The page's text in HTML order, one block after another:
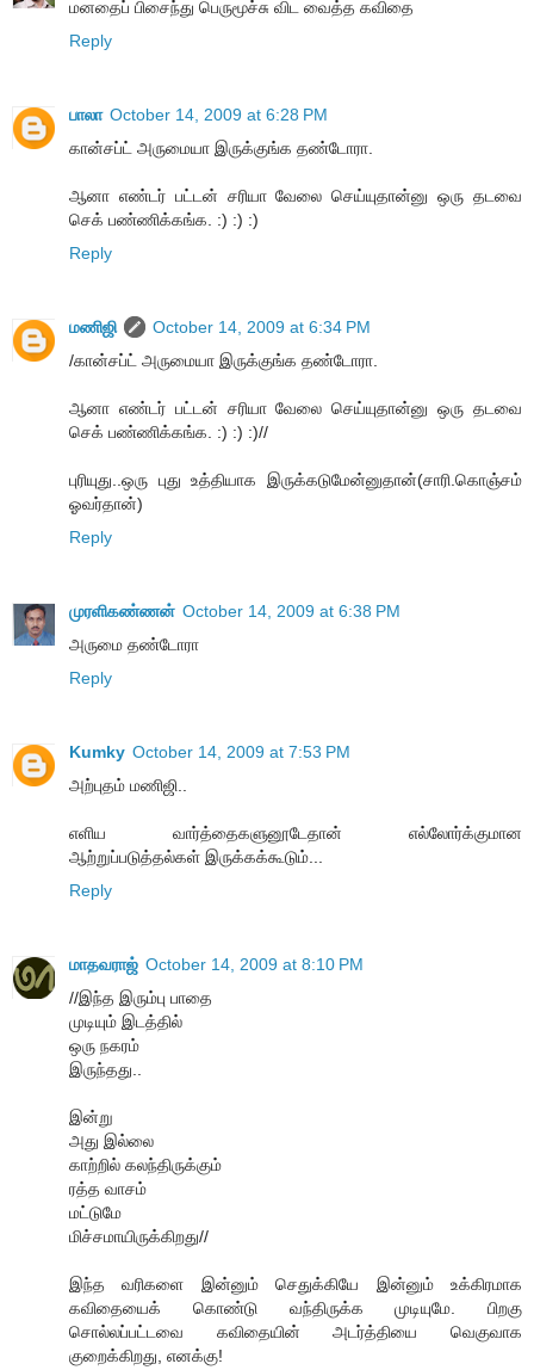
மனதைப் பிசைந்து பெருமூச்சு விட வைத்த கவிதை
Reply
பாலா October 14, 2009 at 6:28 PM
கான்சப்ட் அருமையா இருக்குங்க தண்டோரா.
ஆனா எண்டர் பட்டன் சரியா வேலை செய்யுதான்னு ஒரு தடவை
செக் பண்ணிக்கங்க. :) :) :)
Reply
மணிஜி
October 14, 2009 at 6:34 PM
/கான்சப்ட் அருமையா இருக்குங்க தண்டோரா.
ஆனா எண்டர் பட்டன் சரியா வேலை செய்யுதான்னு ஒரு தடவை
செக் பண்ணிக்கங்க. :) :) :)//
புரியுது..ஒரு புது உத்தியாக இருக்கடுமேன்னுதான்(சாரி.கொஞ்சம்
ஓவர்தான்)
Reply
முரளிகண்ணன் October 14, 2009 at 6:38 PM
அருமை தண்டோரா
Reply
Kumky October 14, 2009 at 7:53 PM
அற்புதம் மணிஜி..
எளிய வார்த்தைகளுனூடேதான் எல்லோர்க்குமான
ஆற்றுப்படுத்தல்கள் இருக்கக்கூடும்...
Reply
மாதவராஜ் October 14, 2009 at 8:10 PM
//இந்த இரும்பு பாதை
முடியும் இடத்தில்
ஒரு நகரம்
இருந்தது..
இன்று
அது இல்லை
காற்றில் கலந்திருக்கும்
ரத்த வாசம்
மட்டுமே
மிச்சமாயிருக்கிறது//
இந்த வரிகளை இன்னும் செதுக்கியே இன்னும் உக்கிரமாக
கவிதையைக் கொண்டு வந்திருக்க முடியுமே. பிறகு
சொல்லப்பட்டவை கவிதையின் அடர்த்தியை வெகுவாக
குறைக்கிறது, எனக்கு!